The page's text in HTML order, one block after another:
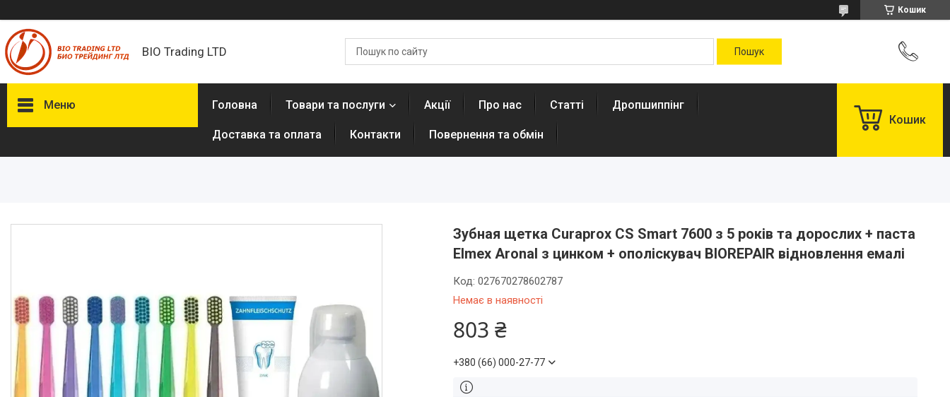
Кошик
BIO Trading LTD
Меню
(пітон, крокодил)
Взуття
Екіпірування для полювання та
риболовлі
Засоби приглушення
радіосигналу
Головна Товари та послуги Акції Про нас Статті Дропшиппінг
Доставка та оплата Контакти Повернення та обмін
Кошик
Зубная щетка Curaprox CS Smart 7600 з 5 років та дорослих + паста
Elmex Aronal з цинком + ополіскувач BIOREPAIR відновлення емалі
Немає в наявності
Код:027670278602787
803 ₴
+380 (66) 000-27-77